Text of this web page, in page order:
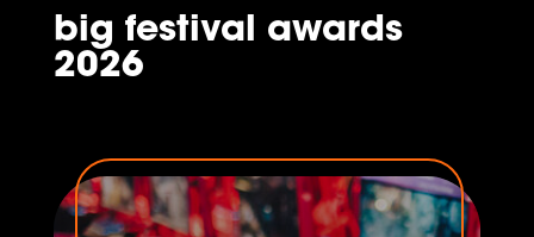
big festival awards
2026